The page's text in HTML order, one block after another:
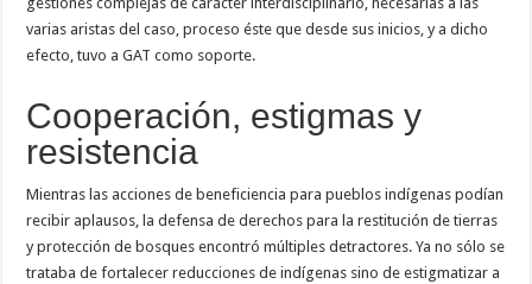
varias aristas del caso, proceso éste que desde sus inicios, y a dicho
efecto, tuvo a GAT como soporte.
Cooperación, estigmas y
resistencia
Mientras las acciones de beneficiencia para pueblos indígenas podían
recibir aplausos, la defensa de derechos para la restitución de tierras
y protección de bosques encontró múltiples detractores. Ya no sólo se
trataba de fortalecer reducciones de indígenas sino de estigmatizar a